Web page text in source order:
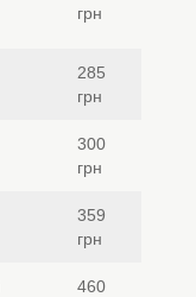
грн
285
грн
300
грн
359
грн
460